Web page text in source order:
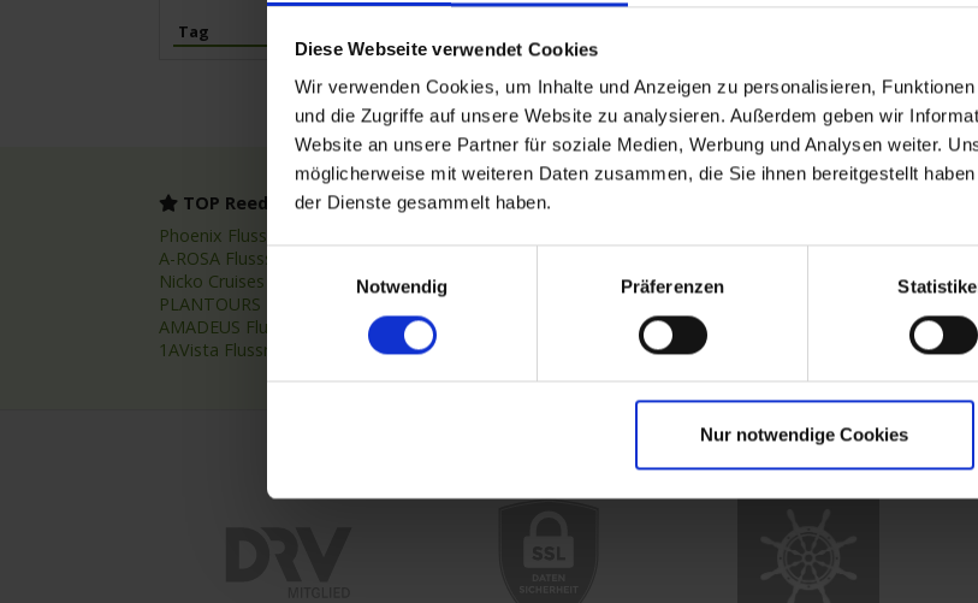
Diese Webseite verwendet Cookies
Wir verwenden Cookies, um Inhalte und Anzeigen zu personalisieren,
und die Zugriffe auf unsere Website zu analysieren. Außerdem geben wir
Website an unsere Partner für soziale Medien, Werbung und Analysen weiter.
möglicherweise mit weiteren Daten zusammen, die Sie ihnen bereitgestellt
der Dienste gesammelt haben.
Einwilligungsauswahl
Notwendig
Präferenzen
Nur notwendige Cookies
Tag
TOP Reedereien
Phoenix Flussreisen
A-ROSA Flussschiff GmbH
Nicko Cruises Flussreisen
PLANTOURS Kreuzfahrten
AMADEUS Flusskreuzfahrten
1AVista Flussreisen
TOP Reiseziele
Flussreise Osteuropa
Flusskreuzfahrten Amazonas
A-ROSA Aqua
MS Elegant Lady
MS VistaExplorer